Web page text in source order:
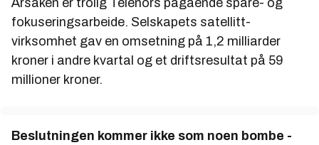
Årsaken er trolig Telenors pågående spare- og
fokuseringsarbeide. Selskapets satellitt-
virksomhet gav en omsetning på 1,2 milliarder
kroner i andre kvartal og et driftsresultat på 59
millioner kroner.
Beslutningen kommer ikke som noen bombe -